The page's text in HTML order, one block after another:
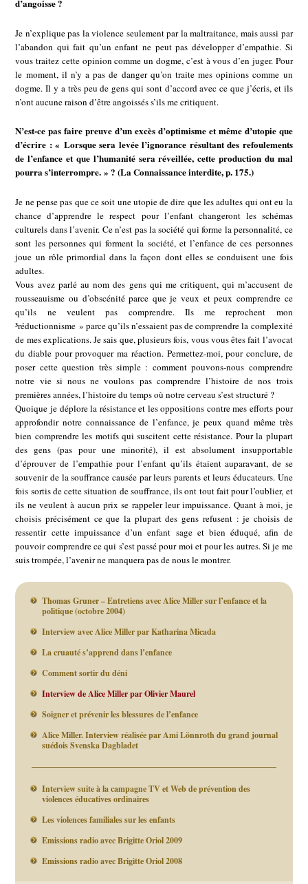
d’angoisse ?
Je n’explique pas la violence seulement par la maltraitance, mais aussi par
l’abandon qui fait qu’un enfant ne peut pas développer d’empathie. Si
vous traitez cette opinion comme un dogme, c’est à vous d’en juger. Pour
le moment, il n’y a pas de danger qu’on traite mes opinions comme un
dogme. Il y a très peu de gens qui sont d’accord avec ce que j’écris, et ils
n’ont aucune raison d’être angoissés s’ils me critiquent.
N’est-ce pas faire preuve d’un excès d’optimisme et même d’utopie que
d’écrire : « Lorsque sera levée l’ignorance résultant des refoulements
de l’enfance et que l’humanité sera réveillée, cette production du mal
pourra s’interrompre. » ? (La Connaissance interdite, p. 175.)
Je ne pense pas que ce soit une utopie de dire que les adultes qui ont eu la
chance d’apprendre le respect pour l’enfant changeront les schémas
culturels dans l’avenir. Ce n’est pas la société qui forme la personnalité, ce
sont les personnes qui forment la société, et l’enfance de ces personnes
joue un rôle primordial dans la façon dont elles se conduisent une fois
adultes.
Vous avez parlé au nom des gens qui me critiquent, qui m’accusent de
rousseauisme ou d’obscénité parce que je veux et peux comprendre ce
qu’ils ne veulent pas comprendre. Ils me reprochent mon
³réductionnisme » parce qu’ils n’essaient pas de comprendre la complexité
de mes explications. Je sais que, plusieurs fois, vous vous êtes fait l’avocat
du diable pour provoquer ma réaction. Permettez-moi, pour conclure, de
poser cette question très simple : comment pouvons-nous comprendre
notre vie si nous ne voulons pas comprendre l’histoire de nos trois
premières années, l’histoire du temps où notre cerveau s’est structuré ?
Quoique je déplore la résistance et les oppositions contre mes efforts pour
approfondir notre connaissance de l’enfance, je peux quand même très
bien comprendre les motifs qui suscitent cette résistance. Pour la plupart
des gens (pas pour une minorité), il est absolument insupportable
d’éprouver de l’empathie pour l’enfant qu’ils étaient auparavant, de se
souvenir de la souffrance causée par leurs parents et leurs éducateurs. Une
fois sortis de cette situation de souffrance, ils ont tout fait pour l’oublier, et
ils ne veulent à aucun prix se rappeler leur impuissance. Quant à moi, je
choisis précisément ce que la plupart des gens refusent : je choisis de
ressentir cette impuissance d’un enfant sage et bien éduqué, afin de
pouvoir comprendre ce qui s’est passé pour moi et pour les autres. Si je me
suis trompée, l’avenir ne manquera pas de nous le montrer.
Thomas Gruner – Entretiens avec Alice Miller sur l’enfance et la
politique (octobre 2004)
Interview avec Alice Miller par Katharina Micada
La cruauté s’apprend dans l’enfance
Comment sortir du déni
Interview de Alice Miller par Olivier Maurel
Soigner et prévenir les blessures de l’enfance
Alice Miller. Interview réalisée par Ami Lönnroth du grand journal
suédois Svenska Dagbladet
Interview suite à la campagne TV et Web de prévention des
violences éducatives ordinaires
Les violences familiales sur les enfants
Emissions radio avec Brigitte Oriol 2009
Emissions radio avec Brigitte Oriol 2008